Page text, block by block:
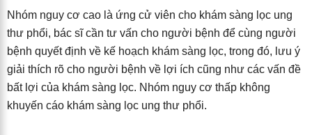
Nhóm nguy cơ cao là ứng cử viên cho khám sàng lọc ung
thư phổi, bác sĩ cần tư vấn cho người bệnh để cùng người
bệnh quyết định về kế hoạch khám sàng lọc, trong đó, lưu ý
giải thích rõ cho người bệnh về lợi ích cũng như các vấn đề
bất lợi của khám sàng lọc. Nhóm nguy cơ thấp không
khuyến cáo khám sàng lọc ung thư phổi.